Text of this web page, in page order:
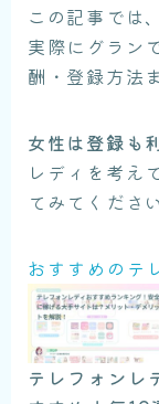
この記事では
実際にグラン
酬・登録方法
女性は登録も
レディを考え
てみてください
おすすめのテ
テレフォンレ